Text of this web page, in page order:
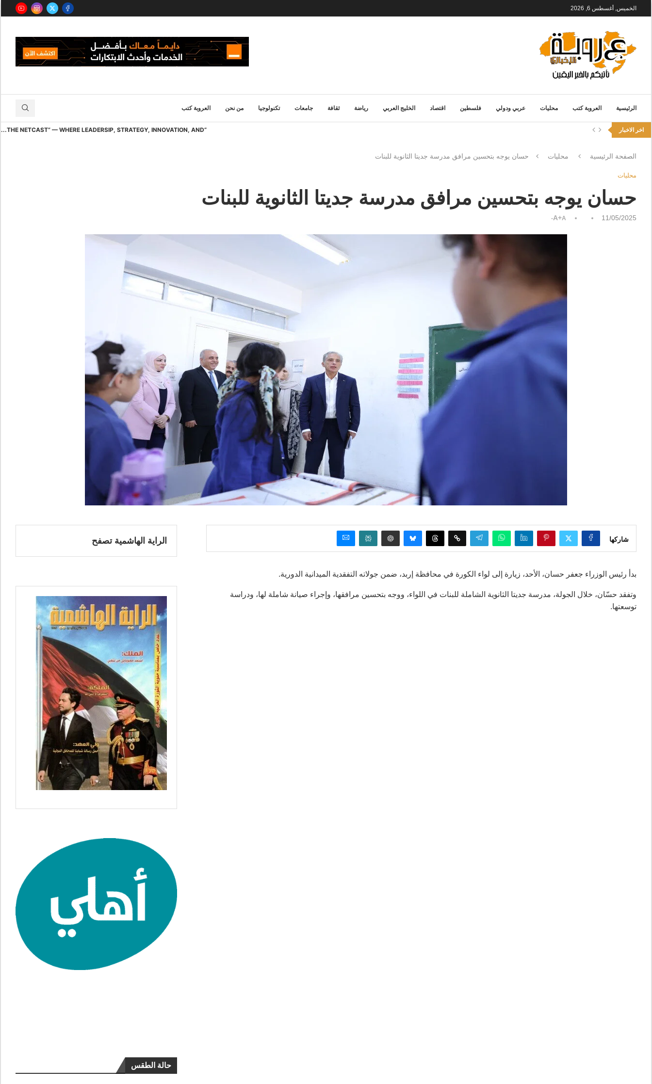
الخميس, أغسطس 6, 2026
الرئيسية العروبة كتب محليات عربي ودولي فلسطين اقتصاد الخليج العربي رياضة ثقافة جامعات تكنولوجيا من نحن العروبة كتب
اخر الاخبار “THE NETCAST” — WHERE LEADERSIP, STRATEGY, INNOVATION, AND...
الصفحة الرئيسية محليات حسان يوجه بتحسين مرافق مدرسة جديتا الثانوية للبنات
محليات
حسان يوجه بتحسين مرافق مدرسة جديتا الثانوية للبنات
11/05/2025
A+A-
شاركها
بدأ رئيس الوزراء جعفر حسان، الأحد، زيارة إلى لواء الكورة في محافظة إربد، ضمن جولاته التفقدية الميدانية الدورية.
وتفقد حسّان، خلال الجولة، مدرسة جديتا الثانوية الشاملة للبنات في اللواء، ووجه بتحسين مرافقها، وإجراء صيانة شاملة لها، ودراسة
توسعتها.
الراية الهاشمية تصفح
حالة الطقس